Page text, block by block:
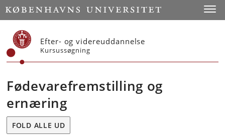
Start
Efter- og videreuddannelse
Kursussøgning
Fødevarefremstilling og
ernæring
FOLD ALLE UD